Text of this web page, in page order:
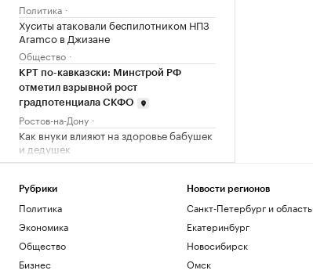
Политика
Хуситы атаковали беспилотником НПЗ
Aramco в Джизане
Общество
КРТ по-кавказски: Минстрой РФ
отметил взрывной рост
градпотенциала СКФО
Ростов-на-Дону
Как внуки влияют на здоровье бабушек
и дедушек
Общество
«Последняя капля»: о чем говорят
внезапные вспышки гнева
Подписка на РБК
Рубрики
Политика
Экономика
Общество
Бизнес
Новости регионов
Санкт-Петербург и область
Екатеринбург
Новосибирск
Омск